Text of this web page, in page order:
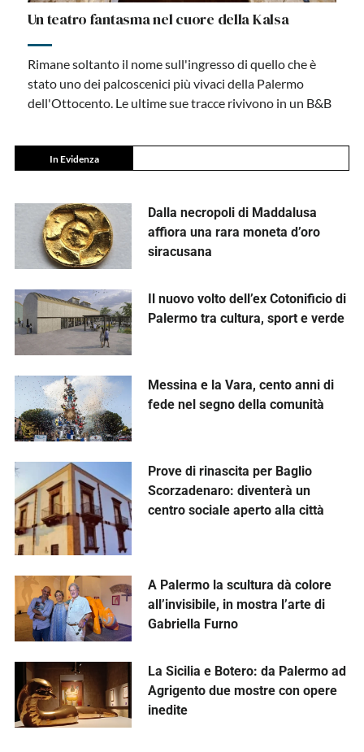
Un teatro fantasma nel cuore della Kalsa
Rimane soltanto il nome sull'ingresso di quello che è
stato uno dei palcoscenici più vivaci della Palermo
dell'Ottocento. Le ultime sue tracce rivivono in un B&B
In Evidenza
Dalla necropoli di Maddalusa
affiora una rara moneta d’oro
siracusana
Il nuovo volto dell’ex Cotonificio di
Palermo tra cultura, sport e verde
Messina e la Vara, cento anni di
fede nel segno della comunità
Prove di rinascita per Baglio
Scorzadenaro: diventerà un
centro sociale aperto alla città
A Palermo la scultura dà colore
all’invisibile, in mostra l’arte di
Gabriella Furno
La Sicilia e Botero: da Palermo ad
Agrigento due mostre con opere
inedite